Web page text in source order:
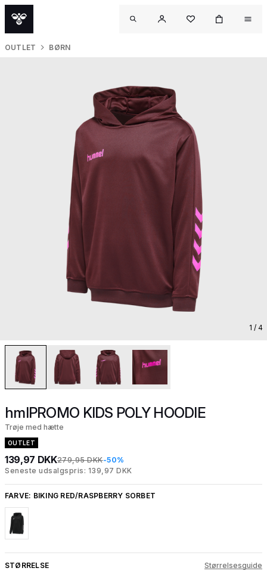
OUTLET BØRN
1 / 4
hmlPROMO KIDS POLY HOODIE
Trøje med hætte
OUTLET
139,97 DKK279,95 DKK-50%
Seneste udsalgspris: 139,97 DKK
FARVE: BIKING RED/RASPBERRY SORBET
STØRRELSE Størrelsesguide